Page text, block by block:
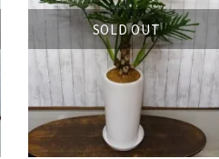
SOLD OUT